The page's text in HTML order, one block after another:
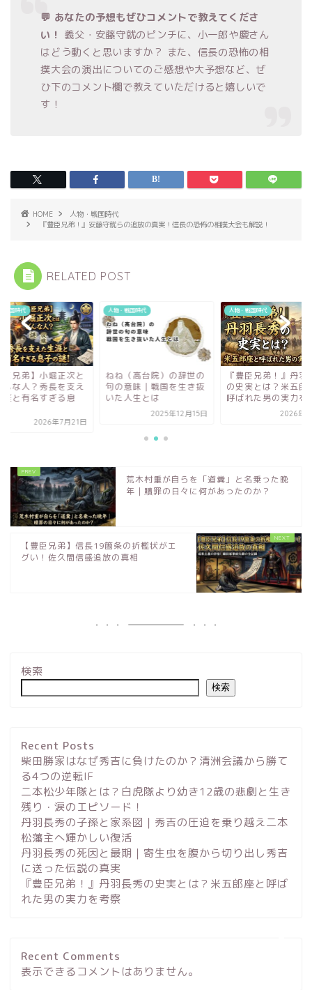
💬 あなたの予想もぜひコメントで教えてくださ
い！ 義父・安藤守就のピンチに、小一郎や慶さん
はどう動くと思いますか？ また、信長の恐怖の相
撲大会の演出についてのご感想や大予想など、ぜ
ひ下のコメント欄で教えていただけると嬉しいで
す！
HOME
人物・戦国時代
『豊臣兄弟！』安藤守就らの追放の真実！信長の恐怖の相撲大会も解説！
RELATED POST
戦国時代
臣兄弟】小堀正次と
んな人？秀長を支え
涯と有名すぎる息
2026年7月21日
人物・戦国時代
ねね（高台院）の辞世の
句の意味｜戦国を生き抜
いた人生とは
2025年12月15日
人物・戦国時代
『豊臣兄弟！』丹羽
の史実とは？米五郎
呼ばれた男の実力を
2026年8
荒木村重が自らを「道糞」と名乗った晩
年｜贖罪の日々に何があったのか？
【豊臣兄弟】信長19箇条の折檻状がエ
グい！佐久間信盛追放の真相
検索
検索
Recent Posts
柴田勝家はなぜ秀吉に負けたのか？清洲会議から勝て
る4つの逆転IF
二本松少年隊とは？白虎隊より幼き12歳の悲劇と生き
残り・涙のエピソード！
丹羽長秀の子孫と家系図｜秀吉の圧迫を乗り越え二本
松藩主へ輝かしい復活
丹羽長秀の死因と最期｜寄生虫を腹から切り出し秀吉
に送った伝説の真実
『豊臣兄弟！』丹羽長秀の史実とは？米五郎座と呼ば
れた男の実力を考察
Recent Comments
表示できるコメントはありません。